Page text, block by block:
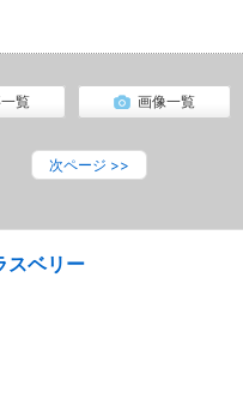
覧 画像一覧
次ページ >>
スベリー